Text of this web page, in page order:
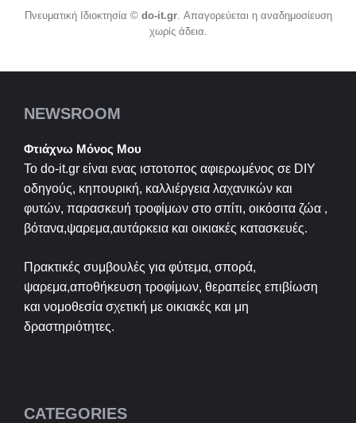
Πνευματική Ιδιοκτησία © do-it.gr. Απαγορεύεται η αναδημοσίευση
χωρίς άδεια.
NEWSROOM
Φτιάχνω Μόνος Μου
Το do-it.gr είναι ενας ιστοτοπος αφιερωμένος σε DIY
οδηγούς, κηπουρική, καλλιέργεια λαχανικών και
φυτών, παρασκευή τροφίμων στο σπίτι, οικόσιτα ζώα ,
βότανα,ψαρεμα,αυτάρκεια και οικιακές κατασκευές.
Πρακτικές συμβουλές για φύτεμα, σπορά,
ψαρεμα,αποθήκευση τροφίμων, θεραπείες επιβίωση
και νομοθεσία σχετική με οικιακές και μη
δραστηριότητες.
CATEGORIES